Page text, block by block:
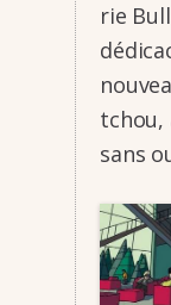
rie
tchou,
sans